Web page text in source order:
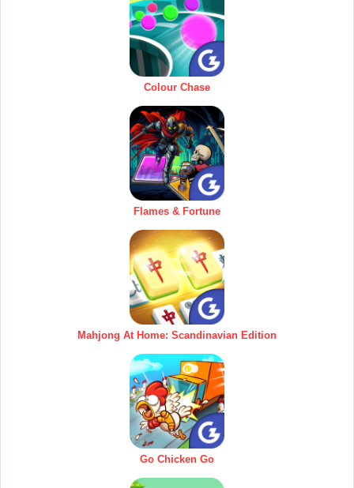
Colour Chase
Flames & Fortune
Mahjong At Home: Scandinavian Edition
Go Chicken Go